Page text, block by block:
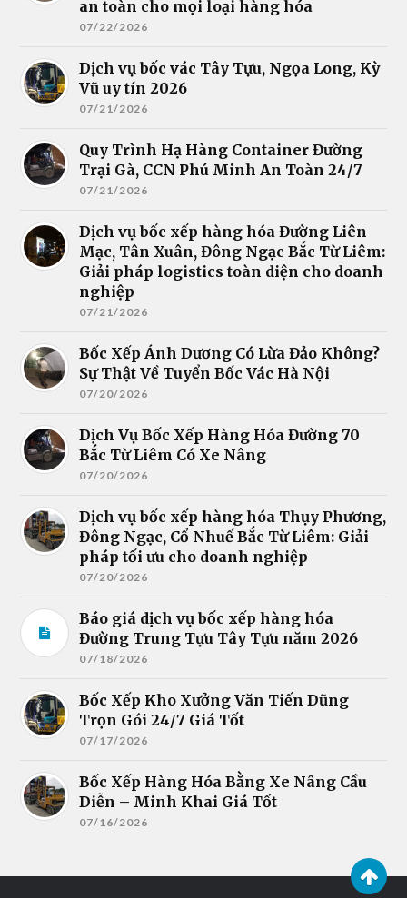
an toàn cho mọi loại hàng hóa
07/22/2026
Dịch vụ bốc vác Tây Tựu, Ngọa Long, Kỳ
Vũ uy tín 2026
07/21/2026
Quy Trình Hạ Hàng Container Đường
Trại Gà, CCN Phú Minh An Toàn 24/7
07/21/2026
Dịch vụ bốc xếp hàng hóa Đường Liên
Mạc, Tân Xuân, Đông Ngạc Bắc Từ Liêm:
Giải pháp logistics toàn diện cho doanh
nghiệp
07/21/2026
Bốc Xếp Ánh Dương Có Lừa Đảo Không?
Sự Thật Về Tuyển Bốc Vác Hà Nội
07/20/2026
Dịch Vụ Bốc Xếp Hàng Hóa Đường 70
Bắc Từ Liêm Có Xe Nâng
07/20/2026
Dịch vụ bốc xếp hàng hóa Thụy Phương,
Đông Ngạc, Cổ Nhuế Bắc Từ Liêm: Giải
pháp tối ưu cho doanh nghiệp
07/20/2026
Báo giá dịch vụ bốc xếp hàng hóa
Đường Trung Tựu Tây Tựu năm 2026
07/18/2026
Bốc Xếp Kho Xưởng Văn Tiến Dũng
Trọn Gói 24/7 Giá Tốt
07/17/2026
Bốc Xếp Hàng Hóa Bằng Xe Nâng Cầu
Diễn – Minh Khai Giá Tốt
07/16/2026